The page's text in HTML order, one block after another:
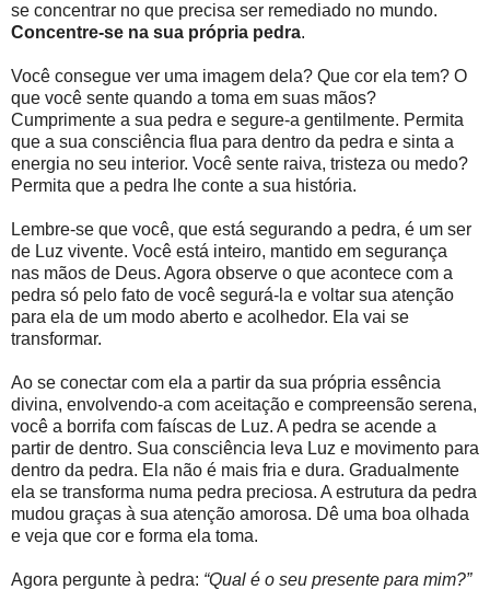
se concentrar no que precisa ser remediado no mundo.
Concentre-se na sua própria pedra.
Você consegue ver uma imagem dela? Que cor ela tem? O
que você sente quando a toma em suas mãos?
Cumprimente a sua pedra e segure-a gentilmente. Permita
que a sua consciência flua para dentro da pedra e sinta a
energia no seu interior. Você sente raiva, tristeza ou medo?
Permita que a pedra lhe conte a sua história.
Lembre-se que você, que está segurando a pedra, é um ser
de Luz vivente. Você está inteiro, mantido em segurança
nas mãos de Deus. Agora observe o que acontece com a
pedra só pelo fato de você segurá-la e voltar sua atenção
para ela de um modo aberto e acolhedor. Ela vai se
transformar.
Ao se conectar com ela a partir da sua própria essência
divina, envolvendo-a com aceitação e compreensão serena,
você a borrifa com faíscas de Luz. A pedra se acende a
partir de dentro. Sua consciência leva Luz e movimento para
dentro da pedra. Ela não é mais fria e dura. Gradualmente
ela se transforma numa pedra preciosa. A estrutura da pedra
mudou graças à sua atenção amorosa. Dê uma boa olhada
e veja que cor e forma ela toma.
Agora pergunte à pedra: “Qual é o seu presente para mim?”